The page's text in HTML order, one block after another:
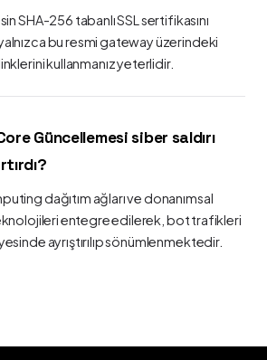
SHA-256 tabanlı SSL sertifikasını
bu resmi gateway üzerindeki
kullanmanız yeterlidir.
Güncellemesi siber saldırı
dağıtım ağları ve donanımsal
entegre edilerek, bot trafikleri
ayrıştırılıp sönümlenmektedir.